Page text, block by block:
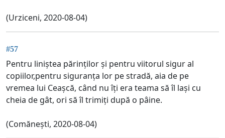
(Urziceni, 2020-08-04)
#57
Pentru liniștea părinților și pentru viitorul sigur al
copiilor,pentru siguranța lor pe stradă, aia de pe
vremea lui Ceașcă, când nu îți era teama să îl lași cu
cheia de gât, ori să îl trimiți după o pâine.
(Comănești, 2020-08-04)